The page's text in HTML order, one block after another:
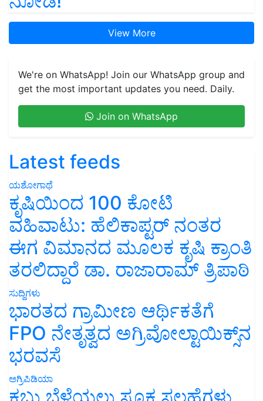
View More
We're on WhatsApp! Join our WhatsApp group and
get the most important updates you need. Daily.
Join on WhatsApp
Latest feeds
ಯಶೋಗಾಥೆ
ಕೃಷಿಯಿಂದ 100 ಕೋಟಿ
ವಹಿವಾಟು: ಹೆಲಿಕಾಪ್ಟರ್ ನಂತರ
ಈಗ ವಿಮಾನದ ಮೂಲಕ ಕೃಷಿ ಕ್ರಾಂತಿ
ತರಲಿದ್ದಾರೆ ಡಾ. ರಾಜಾರಾಮ್ ತ್ರಿಪಾಠಿ
ಸುದ್ದಿಗಳು
ಭಾರತದ ಗ್ರಾಮೀಣ ಆರ್ಥಿಕತೆಗೆ
FPO ನೇತೃತ್ವದ ಅಗ್ರಿವೋಲ್ಟಾಯಿಕ್ಸ್‌ನ
ಭರವಸೆ
ಅಗ್ರಿಪಿಡಿಯಾ
ಕಬ್ಬು ಬೆಳೆಯಲು ಸೂಕ್ತ ಸಲಹೆಗಳು